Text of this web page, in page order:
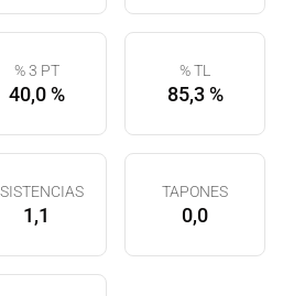
% 3 PT
40,0 %
% TL
85,3 %
1,1
TAPONES
0,0